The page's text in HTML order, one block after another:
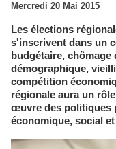
Mercredi 20 Mai 2015
Les élections
s'inscrivent dans un
budgétaire, chômage
démographique,
compétition
régionale aura un
œuvre des politiques
économique, social